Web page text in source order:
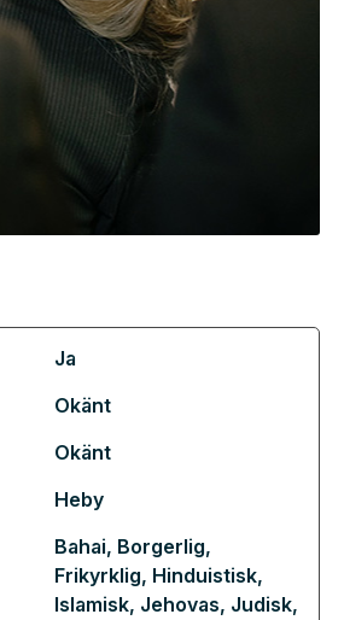
Ja
Okänt
Okänt
Heby
Bahai, Borgerlig,
Frikyrklig, Hinduistisk,
Islamisk, Jehovas, Judisk,